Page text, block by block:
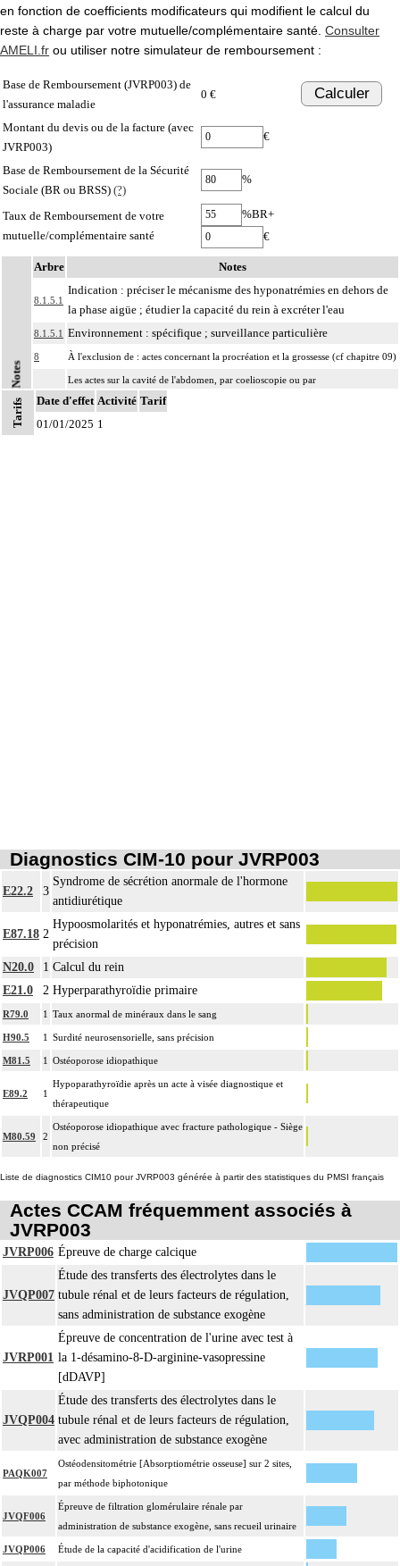
en fonction de coefficients modificateurs qui modifient le calcul du
reste à charge par votre mutuelle/complémentaire santé. Consulter
AMELI.fr ou utiliser notre simulateur de remboursement :
Base de Remboursement (JVRP003) de
l'assurance maladie
0 € Calculer
Montant du devis ou de la facture (avec
JVRP003)
€
Base de Remboursement de la Sécurité
Sociale (BR ou BRSS) (?)
%
Taux de Remboursement de votre
mutuelle/complémentaire santé
%BR+
€
Notes
Arbre Notes
8.1.5.1
Indication : préciser le mécanisme des hyponatrémies en dehors de
la phase aigüe ; étudier la capacité du rein à excréter l'eau
8.1.5.1 Environnement : spécifique ; surveillance particulière
8 À l'exclusion de : actes concernant la procréation et la grossesse (cf chapitre 09)
8
Les actes sur la cavité de l'abdomen, par coelioscopie ou par
rétropéritonéoscopie incluent l'évacuation de collection intraabdominale
associée, la toilette péritonéale et/ou la pose de drain.
Tarifs Date d'effet Activité Tarif
01/01/2025 1
Diagnostics CIM-10 pour JVRP003
E22.2 3
Syndrome de sécrétion anormale de l'hormone
antidiurétique
E87.18 2
Hypoosmolarités et hyponatrémies, autres et sans
précision
N20.0
1 Calcul du rein
E21.0
2 Hyperparathyroïdie primaire
R79.0 1 Taux anormal de minéraux dans le sang
H90.5 1 Surdité neurosensorielle, sans précision
M81.5 1 Ostéoporose idiopathique
E89.2 1
Hypoparathyroïdie après un acte à visée diagnostique et
thérapeutique
M80.59 2
Ostéoporose idiopathique avec fracture pathologique - Siège
non précisé
Liste de diagnostics CIM10 pour JVRP003 générée à partir des statistiques du PMSI français
Actes CCAM fréquemment associés à
JVRP003
JVRP006 Épreuve de charge calcique
JVQP007
Étude des transferts des électrolytes dans le
tubule rénal et de leurs facteurs de régulation,
sans administration de substance exogène
JVRP001
Épreuve de concentration de l'urine avec test à
la 1-désamino-8-D-arginine-vasopressine
[dDAVP]
JVQP004
Étude des transferts des électrolytes dans le
tubule rénal et de leurs facteurs de régulation,
avec administration de substance exogène
PAQK007
Ostéodensitométrie [Absorptiométrie osseuse] sur 2 sites,
par méthode biphotonique
JVQF006
Épreuve de filtration glomérulaire rénale par
administration de substance exogène, sans recueil urinaire
JVQP006 Étude de la capacité d'acidification de l'urine